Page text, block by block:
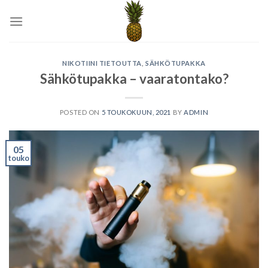
NIKOTIINI TIETOUTTA ,SÄHKÖTUPAKKA
Sähkötupakka – vaaratontako?
POSTED ON 5 TOUKOKUUN, 2021 BY ADMIN
05
touko